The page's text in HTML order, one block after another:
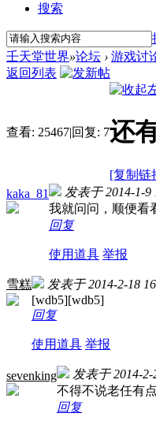
搜索
壬天堂世界»论坛 › 游戏讨
返回列表
查看: 25467|回复: 7还
[复制链
kaka_81
发表于 2014-1-9
我就问问，顺便看
回复
使用道具 举报
雪糕 发表于 2014-2-18
[wdb5][wdb5]
回复
使用道具 举报
sevenking 发表于 2014-2-
不得不说老任有
回复